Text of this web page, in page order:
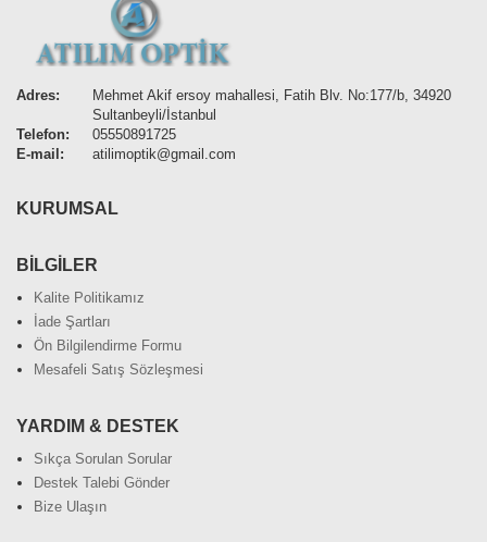
Adres:
Mehmet Akif ersoy mahallesi, Fatih Blv. No:177/b, 34920
Sultanbeyli/İstanbul
Telefon:
05550891725
E-mail:
atilimoptik@gmail.com
KURUMSAL
BİLGİLER
Kalite Politikamız
İade Şartları
Ön Bilgilendirme Formu
Mesafeli Satış Sözleşmesi
YARDIM & DESTEK
Sıkça Sorulan Sorular
Destek Talebi Gönder
Bize Ulaşın